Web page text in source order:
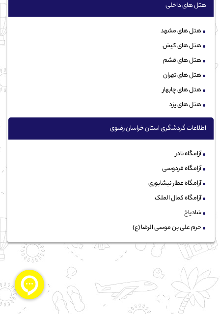
هتل های داخلی
هتل های مشهد
هتل های کیش
هتل های قشم
هتل های تهران
هتل های چابهار
هتل های یزد
اطلاعات گردشگری استان خراسان رضوی
آرامگاه نادر
آرامگاه فردوسی
آرامگاه عطار نیشابوری
آرامگاه کمال الملک
شادیاخ
حرم علی بن موسی‌ الرضا (ع)